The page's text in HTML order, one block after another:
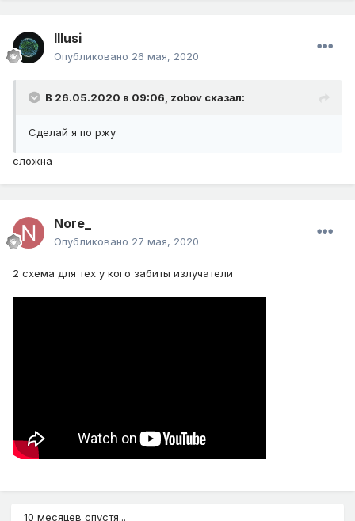
Illusi
Опубликовано 26 мая, 2020
В 26.05.2020 в 09:06, zobov сказал:
Cделай я по ржу
сложна
Nore_
Опубликовано 27 мая, 2020
2 схема для тех у кого забиты излучатели
10 месяцев спустя...